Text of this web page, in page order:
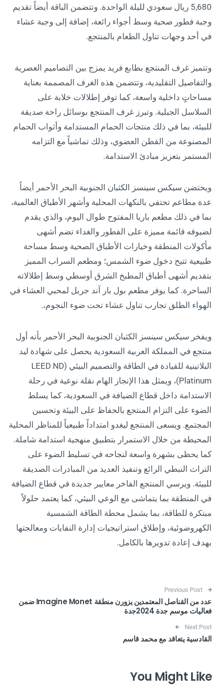
5,680 ريال سعودي لليلة الواحدة. وتتضمن الباقة أيضاً تقديم
وجبة فطور صحية وسط أجواء رائعة، إضافة إلى وجبة عشاء
في أحد وجهات تناول الطعام بالمنتجع.
وتتميز غرف المنتجع بطابع فريد يمزج بين التصاميم العصرية
والتفاصيل التقليدية، وتتضمن هذه الغرف المصممة بعناية
مساحاتٍ داخلية واسعة، كما توفر إطلالات خلابة على
السلاسل الجبلية. وتبرز غرف المنتجع بوسائل راحة صديقة
للبيئة، بما في ذلك منتجات الحمام المستدامة وأثواب الحمام
المصنوعة من القطن العضوي، وذلك تماشياً مع التزامه
المستمر بتعزيز مبادئ الاستدامة.
ويحتضن سيكس سينسز الكثبان الجنوبية البحر الأحمر أيضاً
عدة مطاعم تحتفي بالنكهات المحلية وأشهر الأطباق العالمية،
بما في ذلك مطعم باريا المفتوح طوال اليوم، والذي يقدم
لضيوفه قائمة مميزة على الفطور والغداء تضم أشهى
مأكولات المنطقة وخيارات الأطباق الصحية وسط مساحة
طبيعية تتيح دخول ضوء الشمس؛ ومطعم السراب المميز
بتقديم أشهى أطباق المطبخ الشرق أوسطي وسط إطلالاته
الساحرة. كما يوفر مطعم بول بار آند جريل لمحبي العشاء في
الهواء الطلق تجارب تناول عشاء تحت ضوء النجوم،.
ويفخر سيكس سينسز الكثبان الجنوبية البحر الأحمر بأنه أول
منتجع في المملكة العربية السعودية يحصل على شهادة ليد
البلاتينية للقيادة في الطاقة والتصميم البيئي (LEED ND
Platinum)، ويمثل هذا الإنجاز الهام نقلة نوعية في رحلة
الاستدامة داخل قطاع الضيافة في السعودية، كما يسلط
الضوء على التزام المنتجع بالحفاظ على البيئة وتحسين
المجتمع. ويسعى المنتجع ليغدو امتداداً طبيعياً للمناظر المحلية
المحيطة من خلال الاستمرار بتطبيق منهجية استدامة شاملة.
كما يحظى بشهرة واسعة لنجاحه في تسليط الضوء على
التراث النبطي الرائع وتنفيذ العديد من المبادرات الصديقة
للبيئة. ويرسي المنتجع الفاخر معايير جديدة في قطاع الضيافة
في المنطقة بما يتماشى مع الوعي البيئي، كما يعتمد حلولاً
مبتكرة للطاقة، بما يشمل محطة الطاقة الشمسية
الكهروضوئية، وإطلاق استراتيجيات إدارة النفايات ومعالجتها
بهدف إعادة تدويرها بالكامل.
Post navigation
Previous Post
عدد من القناصل المعتمدين يزورن منطقة Imagine Monet ضمن
فعاليات موسم جدة 2024جدة
Next Post
القادسية يتعاقد مع محمد قاسم
You Might Like